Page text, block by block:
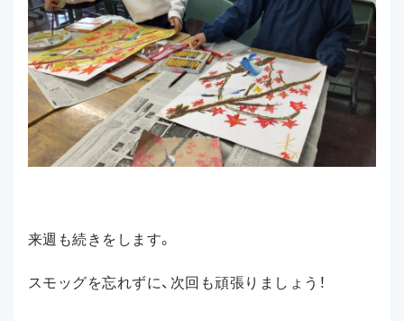
来週も続きをします。
スモッグを忘れずに、次回も頑張りましょう！